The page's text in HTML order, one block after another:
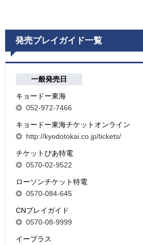
発売プレイガイド一覧
一般発売日
キョードー東海
052-972-7466
キョードー東海チケットオンライン
http://kyodotokai.co.jp/tickets/
チケットぴあ特電
0570-02-9522
ローソンチケット特電
0570-084-645
CNプレイガイド
0570-08-9999
イープラス